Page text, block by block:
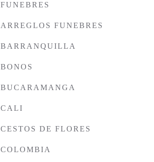
FUNEBRES
ARREGLOS FUNEBRES
BARRANQUILLA
BONOS
BUCARAMANGA
CALI
CESTOS DE FLORES
COLOMBIA